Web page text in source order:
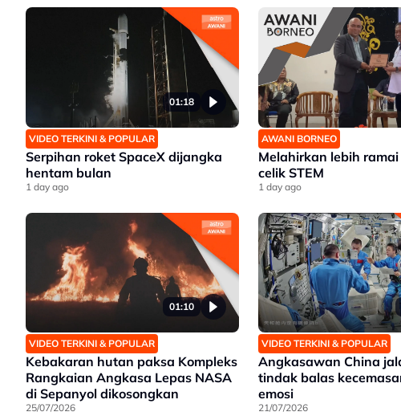
01:18
VIDEO TERKINI & POPULAR
Serpihan roket SpaceX dijangka
hentam bulan
1 day ago
AWANI BORNEO
Melahirkan lebih
celik STEM
1 day ago
01:10
VIDEO TERKINI & POPULAR
Kebakaran hutan paksa Kompleks
Rangkaian Angkasa Lepas NASA
di Sepanyol dikosongkan
25/07/2026
VIDEO TERKINI & POPULAR
Angkasawan China
tindak balas
emosi
21/07/2026